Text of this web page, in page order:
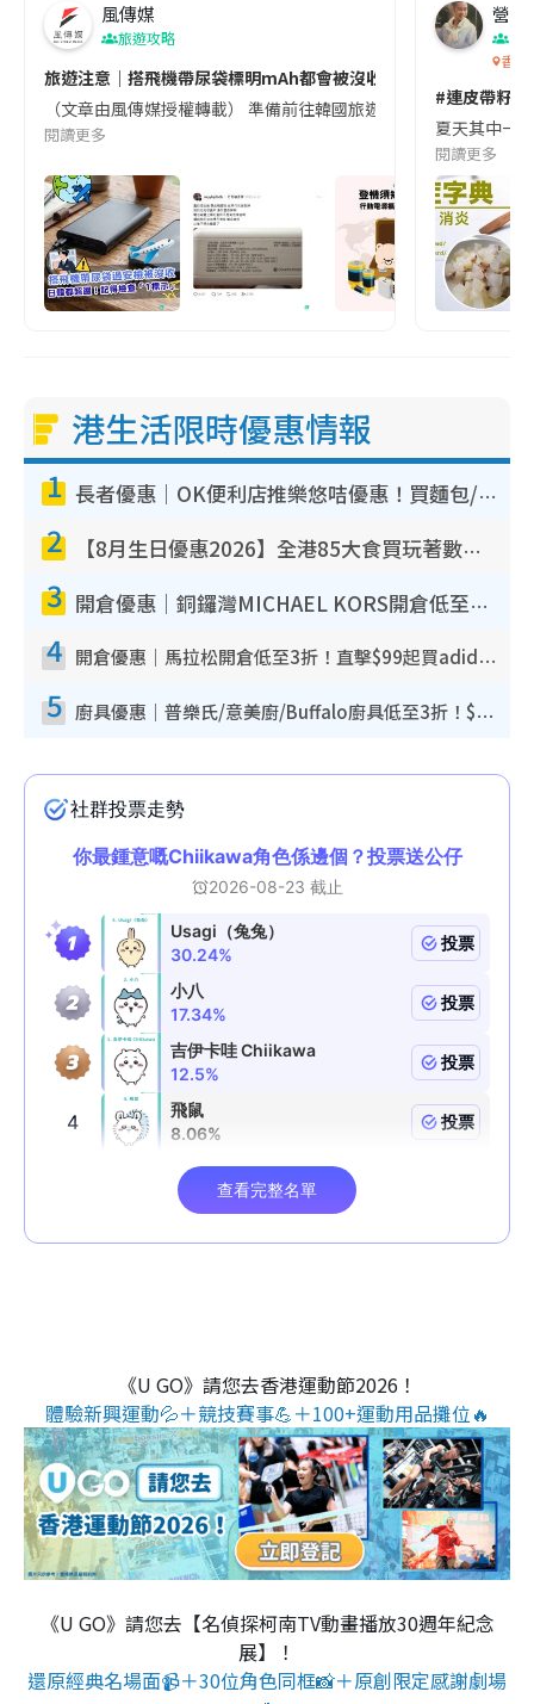
風傳媒
旅遊攻略
旅遊注意｜搭飛機帶尿袋標明mAh都會被沒收😱出發前切記檢查
（文章由風傳媒授權轉載） 準備前往韓國旅遊的民眾，近期要
閱讀更多
營養
香港
#連皮帶籽
夏天其中一
閱讀更多
港生活限時優惠情報
1 長者優惠｜OK便利店推樂悠咭優惠！買麵包/牛奶/保健品拍卡即減
2 【8月生日優惠2026】全港85大食買玩著數攻略 自助餐/火鍋放題同行免費＋誠品/DONKI送現金券
3 開倉優惠｜銅鑼灣MICHAEL KORS開倉低至17折！直擊$500起買手袋/銀包/鞋款 必買經典Jet Set系列
4 開倉優惠｜馬拉松開倉低至3折！直擊$99起買adidas／New Balance／Puma鞋款 STANLEY保溫杯劈價至$119起
5 廚具優惠｜普樂氏/意美廚/Buffalo廚具低至3折！$89起買煎鍋／炒鑊／個人鍋 同場小家電激減至$99起
《U GO》請您去香港運動節2026！
體驗新興運動💦＋競技賽事💪＋100+運動用品攤位🔥
《U GO》請您去【名偵探柯南TV動畫播放30週年紀念
展】！
還原經典名場面📹＋30位角色同框📸＋原創限定感謝劇場